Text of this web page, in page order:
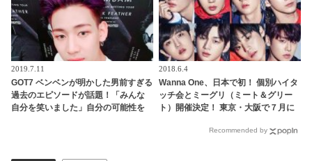
2019.7.11
GOT7 ベンベンが明かした男前すぎる
過去のエピソードが話題！「みんな
自分を笑いました」自分の可能性を
2018.6.4
Wanna One、日本で初！ 個別ハイタ
ッチ会とミーグリ（ミート＆グリー
ト）開催決定！ 東京・大阪で７月に
Recommended by